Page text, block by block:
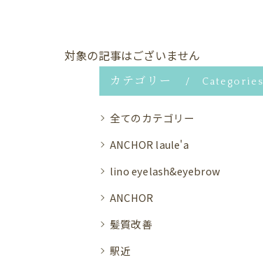
対象の記事はございません
カテゴリー Categories
全てのカテゴリー
ANCHOR laule'a
lino eyelash&eyebrow
ANCHOR
髪質改善
駅近